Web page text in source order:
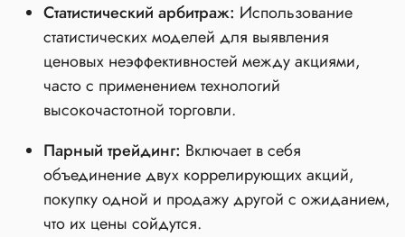
Статистический арбитраж: Использование
статистических моделей для выявления
ценовых неэффективностей между акциями,
часто с применением технологий
высокочастотной торговли.
Парный трейдинг: Включает в себя
объединение двух коррелирующих акций,
покупку одной и продажу другой с ожиданием,
что их цены сойдутся.